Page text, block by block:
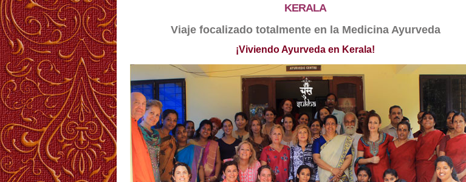
KERALA
Viaje focalizado totalmente en la Medicina Ayurveda
¡Viviendo Ayurveda en Kerala!